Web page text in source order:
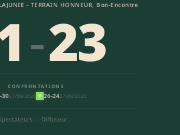
- TERRAIN HONNEUR, Bon-Encontre
-23
CONFRONTATIONS
3027/09/2020 V 26-2427/09/2020
: -·Diffuseur : -